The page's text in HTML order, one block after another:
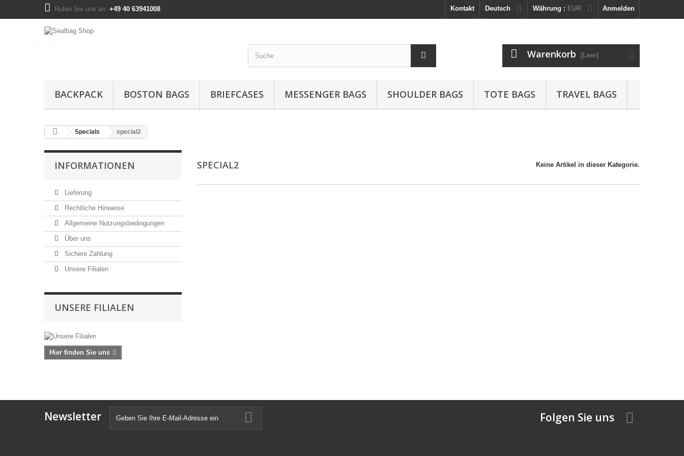
Anmelden
Währung : EUR
Deutsch
Kontakt
Rufen Sie uns an: +49 40 63941008
Warenkorb (Leer)
BACKPACK BOSTON BAGS BRIEFCASES MESSENGER BAGS SHOULDER BAGS TOTE BAGS TRAVEL BAGS
Specials special2
INFORMATIONEN
Lieferung
Rechtliche Hinweise
Allgemeine Nutzungsbedingungen
Über uns
Sichere Zahlung
Unsere Filialen
UNSERE FILIALEN
Hier finden Sie uns
SPECIAL2 Keine Artikel in dieser Kategorie.
Newsletter Folgen Sie uns